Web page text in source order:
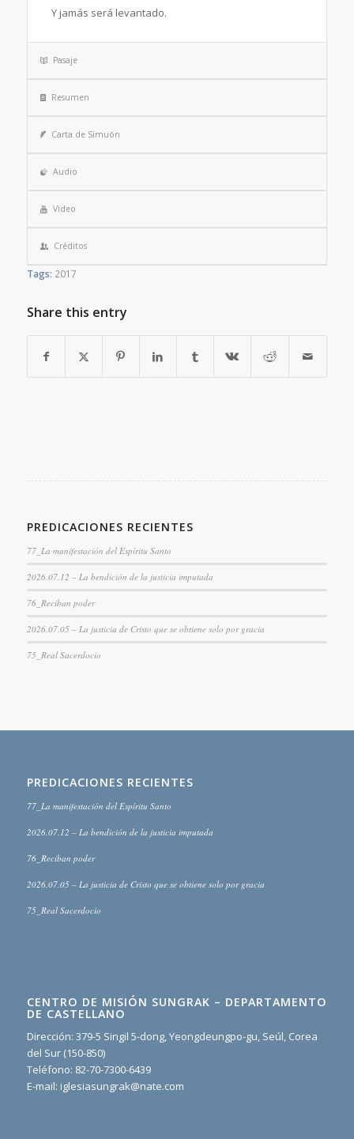
Y jamás será levantado.
Pasaje
Resumen
Carta de Simuón
Audio
Video
Créditos
Tags: 2017
Share this entry
PREDICACIONES RECIENTES
77_La manifestación del Espíritu Santo
2026.07.12 – La bendición de la justicia imputada
76_Reciban poder
2026.07.05 – La justicia de Cristo que se obtiene solo por gracia
75_Real Sacerdocio
PREDICACIONES RECIENTES
77_La manifestación del Espíritu Santo
2026.07.12 – La bendición de la justicia imputada
76_Reciban poder
2026.07.05 – La justicia de Cristo que se obtiene solo por gracia
75_Real Sacerdocio
CENTRO DE MISIÓN SUNGRAK – DEPARTAMENTO
DE CASTELLANO
Dirección: 379-5 Singil 5-dong, Yeongdeungpo-gu, Seúl, Corea
del Sur (150-850)
Teléfono: 82-70-7300-6439
E-mail: iglesiasungrak@nate.com